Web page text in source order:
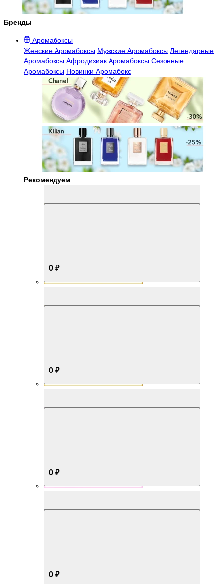
Бренды
Аромабоксы
Женские Аромабоксы Мужские Аромабоксы Легендарные
Аромабоксы Афродизиак Аромабоксы Сезонные
Аромабоксы Новинки Аромабокс
Рекомендуем
0 ₽
0 ₽
0 ₽
0 ₽